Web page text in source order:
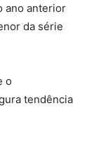
ano anterior
da série
o
tendência